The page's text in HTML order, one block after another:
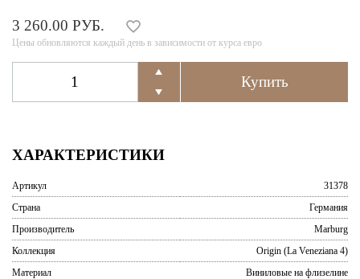
3 260.00 РУБ.
Цены обновляются каждый день в зависимости от курса евро
ХАРАКТЕРИСТИКИ
Артикул
31378
Страна
Германия
Производитель
Marburg
Коллекция
Origin (La Veneziana 4)
Материал
Виниловые на флизелине